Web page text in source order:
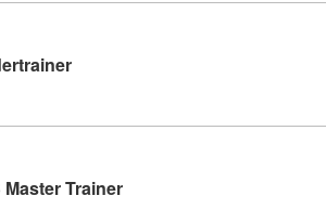
Kursdetail: Dipl. Kindertrainer
Master TrainerKursdetail: Dipl. EMS